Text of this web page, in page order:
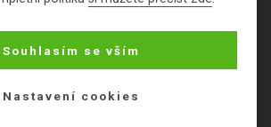
Ok Špatné Fuj
Souhlasím se vším
Nastavení cookies